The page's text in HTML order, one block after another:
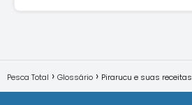
Pesca Total Glossário Pirarucu e suas receitas